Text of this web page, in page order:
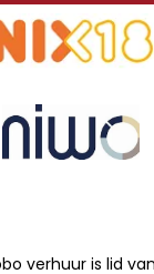
verhuur is lid